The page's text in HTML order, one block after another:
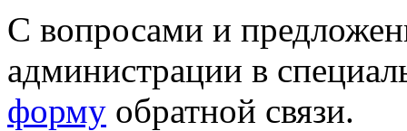
С вопросами и
администрации в
форму обратной связи.